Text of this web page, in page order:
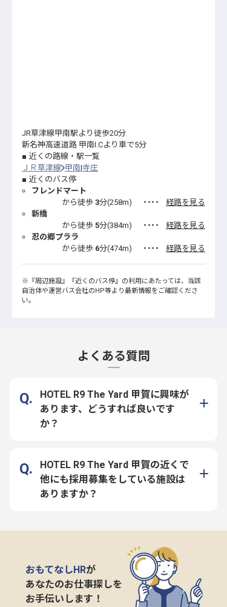
JR草津線甲南駅より徒歩20分
新名神高速道路 甲南I.Cより車で5分
近くの路線・駅一覧
ＪＲ草津線 甲南 寺庄
近くのバス停
フレンドマート
から徒歩 3分(258m) ・・・・
経路を見る
新橋
から徒歩 5分(384m) ・・・・
経路を見る
忍の郷プララ
から徒歩 6分(474m) ・・・・ 経路を見る
※ 『周辺施設』 『近くのバス停』 の利用にあたっては、当該
自治体や運営バス会社のHP等より最新情報をご確認くださ
い。
よくある質問
HOTEL R9 The Yard 甲賀に興味が
あります、どうすれば良いです
か？
HOTEL R9 The Yard 甲賀の近くで
他にも採用募集をしている施設は
ありますか？
おもてなしHRが
あなたのお仕事探しを
お手伝いします！